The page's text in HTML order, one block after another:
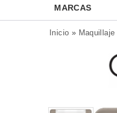
MARCAS
Inicio » Maquillaje